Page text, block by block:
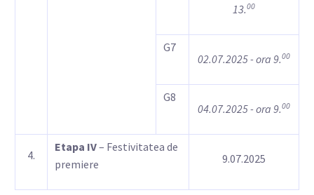
13.00
G7
02.07.2025 - ora 9.00
G8
04.07.2025 - ora 9.00
4.
Etapa IV– Festivitatea de
premiere
9.07.2025